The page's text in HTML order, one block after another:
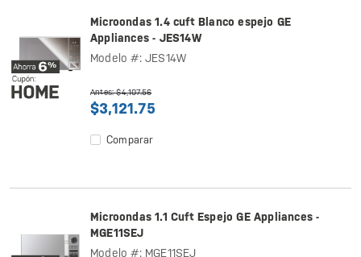
Microondas 1.4 cuft Blanco espejo GE
Appliances - JES14W
Modelo #: JES14W
Antes: $4,107.56
$3,121.75
Comparar
Microondas 1.1 Cuft Espejo GE Appliances -
MGE11SEJ
Modelo #: MGE11SEJ